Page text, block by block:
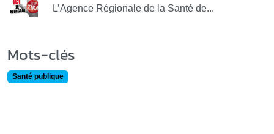
L’Agence Régionale de la Santé de...
Mots-clés
Santé publique